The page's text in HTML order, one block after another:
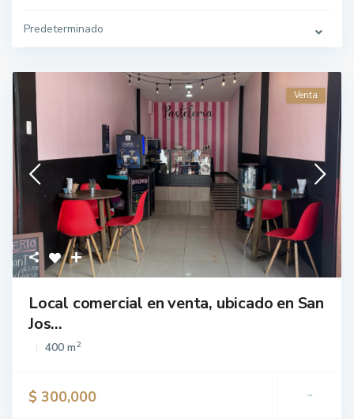
Predeterminado
Venta
Local comercial en venta, ubicado en San
Jos...
400 m2
$ 300,000